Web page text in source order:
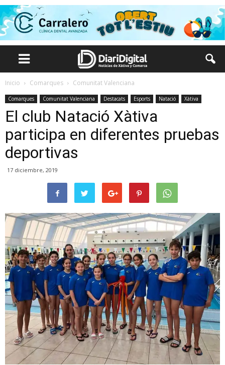
Inicio Comarques Comunitat Valenciana
Comarques Comunitat Valenciana Destacats Esports Natació Xàtiva
El club Natació Xàtiva
participa en diferentes pruebas
deportivas
17 diciembre, 2019